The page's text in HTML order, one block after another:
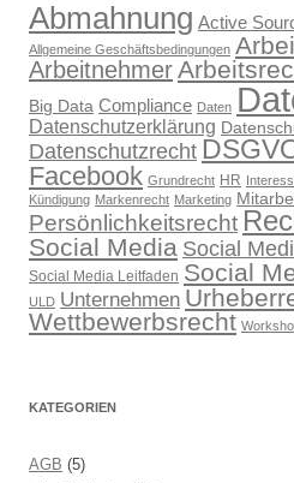
Abmahnung Active
Allgemeine Geschäftsbedingungen
Arbeitnehmer
Big Data Compliance Daten
Datenschutzerklärung
Datenschutzrecht
Facebook Grundrecht HR
Kündigung Markenrecht Marketing
Persönlichkeitsrecht
Social Media Social
Social Media Leitfaden Social
ULD Unternehmen
Wettbewerbsrecht
KATEGORIEN
AGB (5)